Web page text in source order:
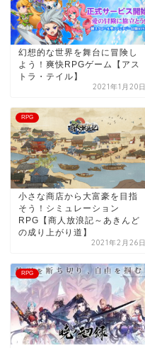
幻想的な世界を舞台に冒険し
よう！爽快RPGゲーム【アス
トラ・テイル】
2021年1月20日
RPG
小さな商店から大富豪を目指
そう！シミュレーション
RPG【商人放浪記～あきんど
の成り上がり道】
2021年2月26日
RPG